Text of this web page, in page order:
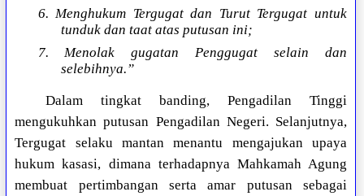
6. Menghukum Tergugat dan Turut Tergugat untuk
tunduk dan taat atas putusan ini;
7. Menolak gugatan Penggugat selain dan
selebihnya.”
Dalam tingkat banding, Pengadilan Tinggi
mengukuhkan putusan Pengadilan Negeri. Selanjutnya,
Tergugat selaku mantan menantu mengajukan upaya
hukum kasasi, dimana terhadapnya Mahkamah Agung
membuat pertimbangan serta amar putusan sebagai